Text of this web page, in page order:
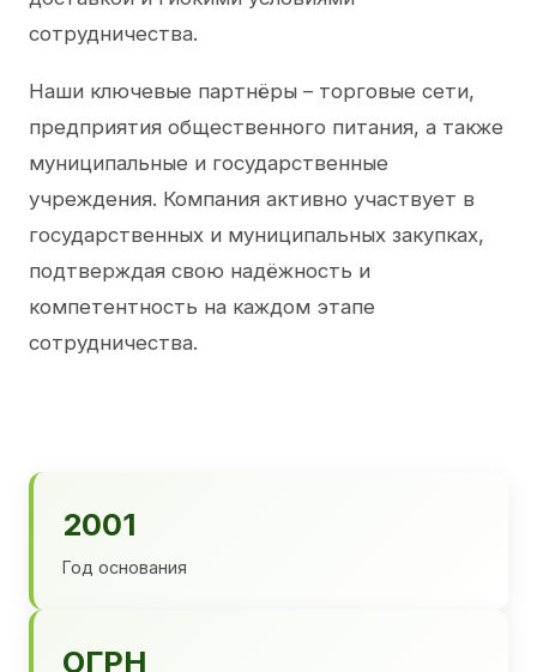
сотрудничества.
Наши ключевые партнёры – торговые сети,
предприятия общественного питания, а также
муниципальные и государственные
учреждения. Компания активно участвует в
государственных и муниципальных закупках,
подтверждая свою надёжность и
компетентность на каждом этапе
сотрудничества.
2001
Год основания
ОГРН